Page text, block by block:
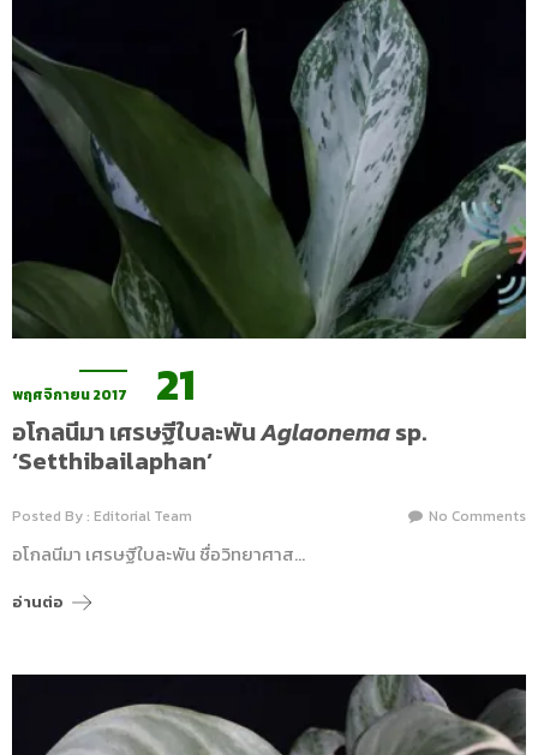
พฤศจิกายน 2017 21
อโกลนีมา เศรษฐีใบละพันAglaonemasp.
‘Setthibailaphan’
Posted By : Editorial Team No Comments
อโกลนีมา เศรษฐีใบละพัน ชื่อวิทยาศาส…
อ่านต่อ